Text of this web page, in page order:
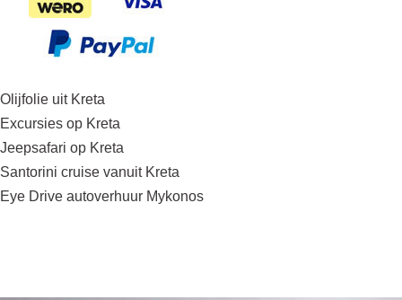
Olijfolie uit Kreta
Excursies op Kreta
Jeepsafari op Kreta
Santorini cruise vanuit Kreta
Eye Drive autoverhuur Mykonos